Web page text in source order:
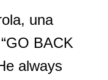
una
BACK
always